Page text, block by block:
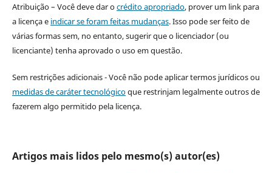
Atribuição – Você deve dar ocrédito apropriado, prover um link para
a licença e indicar se foram feitas mudanças. Isso pode ser feito de
várias formas sem, no entanto, sugerir que o licenciador (ou
licenciante) tenha aprovado o uso em questão.
Sem restrições adicionais - Você não pode aplicar termos jurídicos ou
medidas de caráter tecnológicoque restrinjam legalmente outros de
fazerem algo permitido pela licença.
Artigos mais lidos pelo mesmo(s) autor(es)